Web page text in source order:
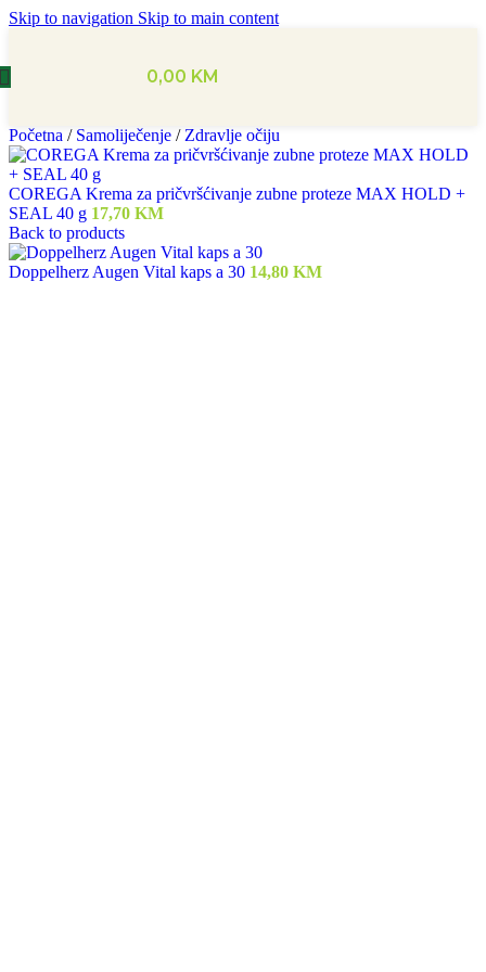
Skip to navigation Skip to main content
0,00 KM
Početna / Samoliječenje / Zdravlje očiju
COREGA Krema za pričvršćivanje zubne proteze MAX HOLD +
SEAL 40 g 17,70 KM
Back to products
Doppelherz Augen Vital kaps a 30 14,80 KM